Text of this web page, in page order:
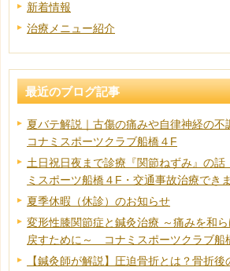
新着情報
治療メニュー紹介
最近のブログ記事
夏バテ解説｜古傷の痛みや自律神経の
コナミスポーツクラブ船橋４F
土日祝日夜まで診療『関節ねずみ』の
ミスポーツ船橋４F・交通事故治療でき
夏季休暇（休診）のお知らせ
変形性膝関節症と鍼灸治療 ～痛みを和
戻すために～ コナミスポーツクラブ船
【鍼灸師が解説】圧迫骨折とは？骨折